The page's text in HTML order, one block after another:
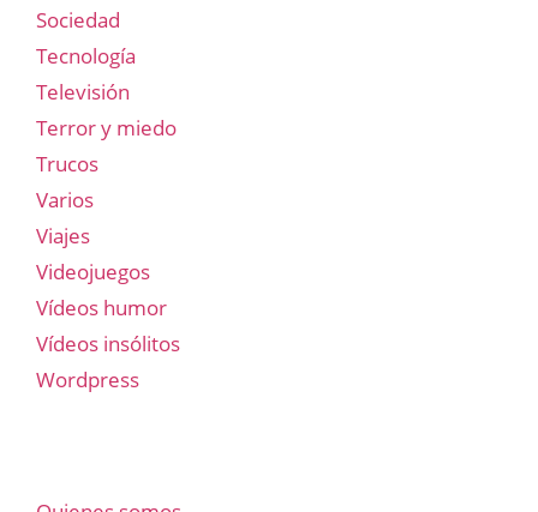
Sociedad
Tecnología
Televisión
Terror y miedo
Trucos
Varios
Viajes
Videojuegos
Vídeos humor
Vídeos insólitos
Wordpress